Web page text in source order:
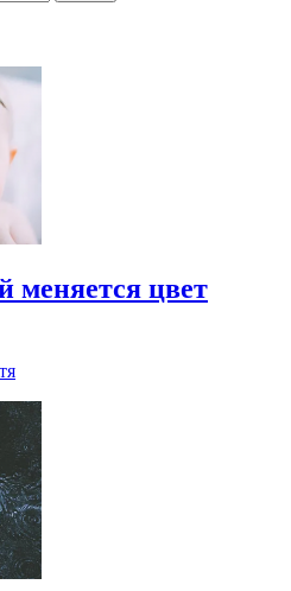
меняется цвет